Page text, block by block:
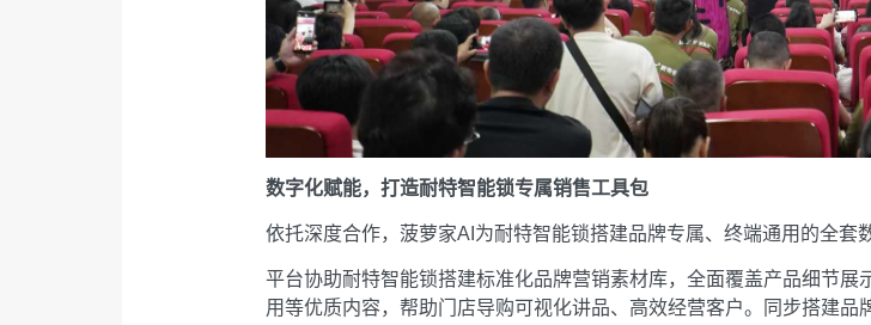
数字化赋能，打造耐特智能锁专属销售工具包
依托深度合作，菠萝家AI为耐特智能锁搭建品牌专属、终端通用的全套
平台协助耐特智能锁搭建标准化品牌营销素材库，全面覆盖产品细节
用等优质内容，帮助门店导购可视化讲品、高效经营客户。同步搭建